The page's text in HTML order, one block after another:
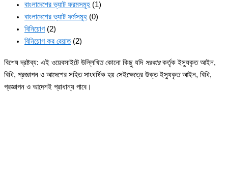
বাংলাদেশের ভ্যাট ফরমসমূহ (1)
বাংলাদেশের ভ্যাট ফর্মসমূহ (0)
বিনিয়োগ (2)
বিনিয়োগ কর রেয়াত(2)
বিশেষ দ্রষ্টব্য: এই ওয়েবসাইটে উল্লিখিত কোনো কিছু যদি সরকারকর্তৃক ইস্যুকৃত আইন,
বিধি, প্রজ্ঞাপন ও আদেশের সহিত সাংঘর্ষিক হয় সেইক্ষেত্রে উক্ত ইস্যুকৃত আইন, বিধি,
প্রজ্ঞাপন ও আদেশই প্রাধান্য পাবে।